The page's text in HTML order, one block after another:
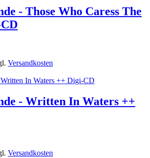
- Those Who Caress The
Versandkosten
- Written In Waters ++
Versandkosten